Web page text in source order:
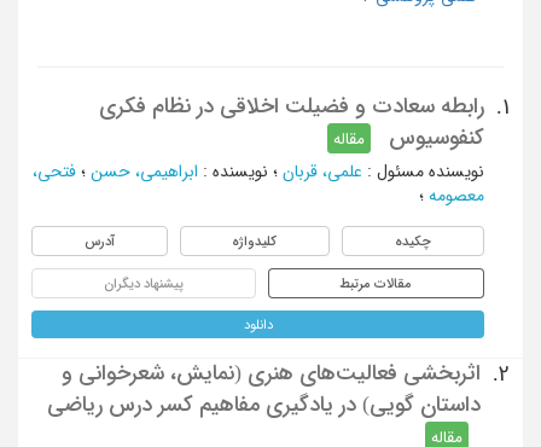
1.
رابطه سعادت و فضیلت اخلاقی در نظام فکری
کنفوسیوس
مقاله
نویسنده مسئول : علمی، قربان ؛ نویسنده : ابراهیمی، حسن ؛ فتحی،
معصومه ؛
چکیده کلیدواژه آدرس
مقالات مرتبط پیشنهاد دیگران
دانلود
2.
اثربخشی فعالیت‌های هنری (نمایش، شعرخوانی و
داستان گویی) در یادگیری مفاهیم کسر درس ریاضی
مقاله